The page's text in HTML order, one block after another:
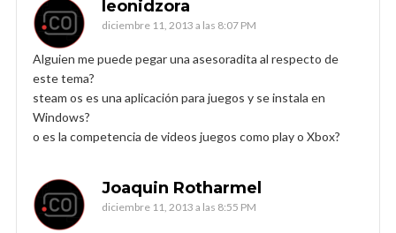
leonidzora
diciembre 11, 2013 a las 8:07 PM
Alguien me puede pegar una asesoradita al respecto de
este tema?
steam os es una aplicación para juegos y se instala en
Windows?
o es la competencia de videos juegos como play o Xbox?
Joaquin Rotharmel
diciembre 11, 2013 a las 8:55 PM